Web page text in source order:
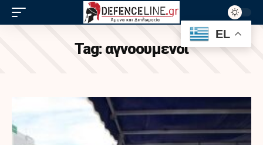
Tag: αγνοουμενοι
EL